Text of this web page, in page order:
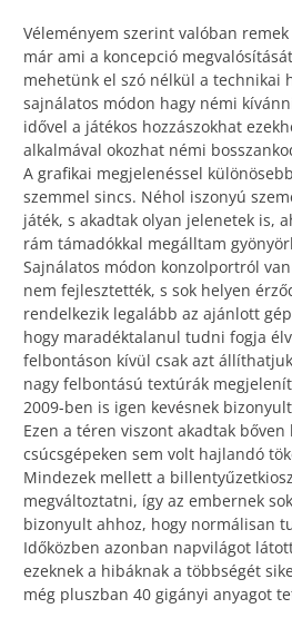
Véleményem szerint valóban
már ami a koncepció
mehetünk el szó nélkül a technikai
sajnálatos módon hagy némi
idővel a játékos hozzászokhat
alkalmával okozhat némi
A grafikai megjelenéssel
szemmel sincs. Néhol iszonyú
játék, s akadtak olyan jelenetek is,
rám támadókkal megálltam
Sajnálatos módon konzolportról
nem fejlesztették, s sok helyen
rendelkezik legalább az ajánlott
hogy maradéktalanul tudni fogja
felbontáson kívül csak azt
nagy felbontású textúrák
2009-ben is igen kevésnek
Ezen a téren viszont akadtak
csúcsgépeken sem volt hajlandó
Mindezek mellett a
megváltoztatni, így az embernek
bizonyult ahhoz, hogy normálisan
Időközben azonban napvilágot
ezeknek a hibáknak a többségét
még pluszban 40 gigányi anyagot